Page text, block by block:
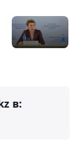
в: